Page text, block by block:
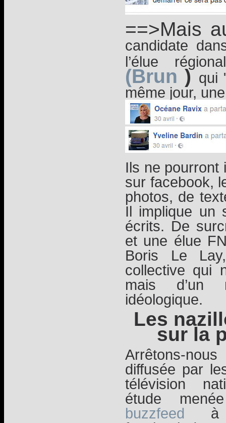
==>Mais
candidate
l’élue
(Brun ) qui
même jour,
Ils ne pourront
sur facebook,
photos, de
Il implique un
écrits. De
et une élue
Boris Le
collective qui
mais d’un
idéologique.
Les
sur la
Arrêtons-
diffusée par
télévision
étude
buzzfeed
à